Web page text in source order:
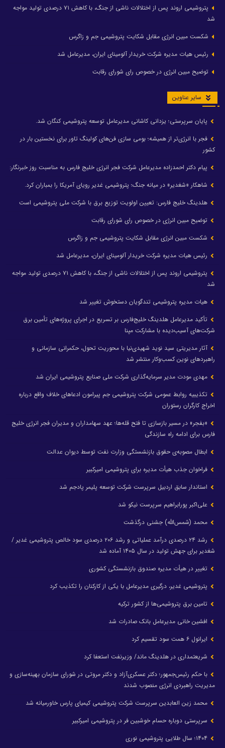
پتروشیمی اروند پس از اختلالات ناشی از جنگ، با کاهش ۷۱ درصدی تولید مواجه
شد
شکست مبین انرژی مقابل شکایت پتروشیمی جم و زاگرس
رئیس هیات مدیره شرکت خریدار آلومینای ایران، مدیرعامل شد
توضیح مبین انرژی در خصوص رای شورای رقابت
سایر عناوین
پایان سرپرستی؛ یزدانی کاشانی مدیرعامل توسعه پتروشیمی کنگان شد.
فجر با انرژی‌تر از همیشه؛ بومی سازی فن‌های کولینگ تاور برای نخستین بار در
کشور
پیام دکتر احمدزاده مدیرعامل شرکت فجر انرژی خلیج فارس به مناسبت روز خبرنگار:
شاهکار «شغدیر» در میانه جنگ؛ پتروشیمی غدیر رویای آمریکا را بمباران کرد.
هلدینگ خلیج فارس: تعیین اولویت توزیع برق با شرکت ملی پتروشیمی است
توضیح مبین انرژی در خصوص رای شورای رقابت
شکست مبین انرژی مقابل شکایت پتروشیمی جم و زاگرس
رئیس هیات مدیره شرکت خریدار آلومینای ایران، مدیرعامل شد
پتروشیمی اروند پس از اختلالات ناشی از جنگ، با کاهش ۷۱ درصدی تولید مواجه
شد
هیات مدیره پتروشیمی تندگویان دستخوش تغییر شد
تأکید مدیرعامل هلدینگ خلیج‌فارس بر تسریع در اجرای پروژه‌های تأمین برق
شرکت‌های آسیب‌دیده با مشارکت مپنا
آثار مدیریتی سید نوید شهیدی‌نیا با محوریت تحول، حکمرانی سازمانی و
راهبردهای نوین کسب‌وکار منتشر شد
مهدی مودت مدیر سرمایه‌گذاری شرکت ملی صنایع پتروشیمی ایران شد
تکذیبیه روابط عمومی شرکت پتروشیمی جم پیرامون ادعاهای خلاف واقع درباره
اخراج کارگران رستوران
«بفجر» در مسیر بازسازی تا فتح قله‌ها؛ عهد سهامداران و مدیران فجر انرژی خلیج
فارس برای ادامه راه سازندگی
ابطال مصوبه‌ی حقوق بازنشستگی وزارت نفت توسط دیوان عدالت
فراخوان جذب هیأت مدیره برای پتروشیمی امیرکبیر
استاندار سابق اردبیل سرپرست شرکت توسعه پلیمر پادجم شد
علی‌اکبر پورابراهیم سرپرست نیکو شد
محمد (شمس‌الله) جشنی درگذشت
رشد ۲۴ درصدی درآمد عملیاتی و رشد ۲۰۶ درصدی سود خالص پتروشیمی غدیر /
شغدیر برای جهش تولید در سال ۱۴۰۵ آماده شد
تغییر در هیأت مدیره صندوق بازنشستگی کشوری
پتروشیمی غدیر، درگیری مدیرعامل با یکی از کارکنان را تکذیب کرد
تامین برق پتروشیمی‌ها از کشور ترکیه
افشین خانی مدیرعامل بانک صادرات شد
ایرانول ۶ همت سود تقسیم کرد
شریعتمداری در هلدینگ ماند/ وزیرنفت استعفا کرد
با حکم رئیس‌جمهور؛ دکتر عسکری‌آزاد و دکتر مروتی در شورای سازمان بهینه‌سازی و
مدیریت راهبردی انرژی منصوب شدند
محمد زین العابدین سرپرست شرکت پتروشیمی کیمیای پارس خاورمیانه شد
سرپرستی دوباره حسام خوشبین فر در پتروشیمی امیرکبیر